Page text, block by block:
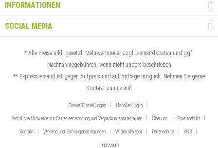
INFORMATIONEN
SOCIAL MEDIA
* Alle Preise inkl. gesetzl. Mehrwertsteuer zzgl. Versandkosten und ggf.
Nachnahmegebühren, wenn nicht anders beschrieben
** Expressversand ist gegen Aufpreis und auf Anfrage möglich. Nehmen Sie gerne
Kontakt zu uns auf.
Cookie-Einstellungen Händler-Login
Rechtliche Hinweise zur Batterieentsorgung und Verpackungsmaterialien Über uns Zweitschrift
Kontakt Versand und Zahlungsbedingungen Widerrufsrecht Datenschutz AGB
Impressum